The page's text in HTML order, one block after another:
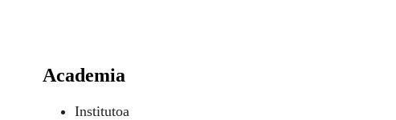
Academia
Institutoa